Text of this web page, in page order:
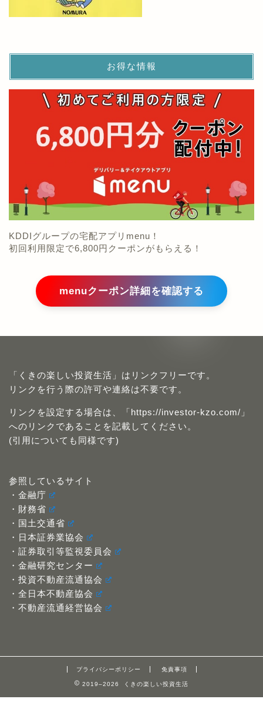
お得な情報
KDDIグループの宅配アプリmenu！
初回利用限定で6,800円クーポンがもらえる！
menuクーポン詳細を確認する
「くきの楽しい投資生活」はリンクフリーです。
リンクを行う際の許可や連絡は不要です。
リンクを設定する場合は、「https://investor-kzo.com/」
へのリンクであることを記載してください。
(引用についても同様です)
参照しているサイト
・金融庁
・財務省
・国土交通省
・日本証券業協会
・証券取引等監視委員会
・金融研究センター
・投資不動産流通協会
・全日本不動産協会
・不動産流通経営協会
プライバシーポリシー 免責事項
2019–2026 くきの楽しい投資生活